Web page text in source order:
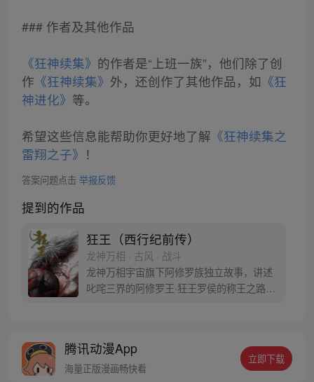
### 作者及其他作品
《狂神续集》 的作者是“上班一族”，他们除了创
作 《狂神续集》 外，还创作了其他作品，如 《狂
神进化》 等。
希望这些信息能帮助你更好地了解 《狂神续集之
雷翔之子》 ！
答案问题点击 举报反馈
提到的作品
狂王（西行纪前传）
龙神万相 · 古风 · 战斗
龙神万相宇宙旗下阿修罗族独立故事，讲述
叱咤三界的阿修罗王·狂王罗侯的称王之路。
有鱼最终背负挚友的信念成为阿修罗王—狂
王，更名罗侯。天界与阿修罗的百年大战随
腾讯动漫App
海量正版漫画畅快看
立即下载